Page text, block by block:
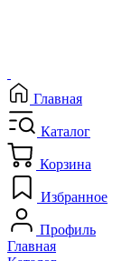
Главная
Каталог
Корзина
Избранное
Профиль
Главная